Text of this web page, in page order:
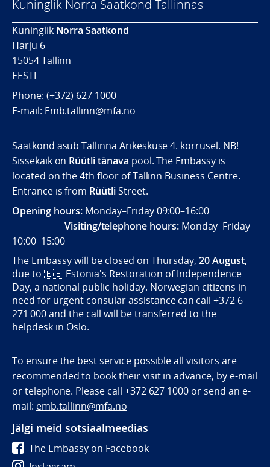
Kuninglik Norra Saatkond Tallinnas
KuninglikNorra Saatkond
Harju 6
15054 Tallinn
EESTI
Phone: (+372) 627 1000
E-mail: Emb.tallinn@mfa.no
Saatkond asub Tallinna Ärikeskuse 4. korrusel. NB!
Sissekäik on Rüütli tänava pool. The Embassy is
located on the 4th floor of Tallinn Business Centre.
Entrance is from RüütliStreet.
Opening hours: Monday–Friday 09:00–16:00
Visiting/telephone hours: Monday–Friday
10:00–15:00
The Embassy will be closed on Thursday, 20 August,
due to 🇪🇪 Estonia's Restoration of Independence
Day, a national public holiday. Norwegian citizens in
need for urgent consular assistance can call +372 6
271 000 and the call will be transferred to the
helpdesk in Oslo.
To ensure the best service possible all visitors are
recommended to book their visit in advance, by e-mail
or telephone. Please call +372 627 1000 or send an e-
mail: emb.tallinn@mfa.no
Jälgi meid sotsiaalmeedias
The Embassy on Facebook